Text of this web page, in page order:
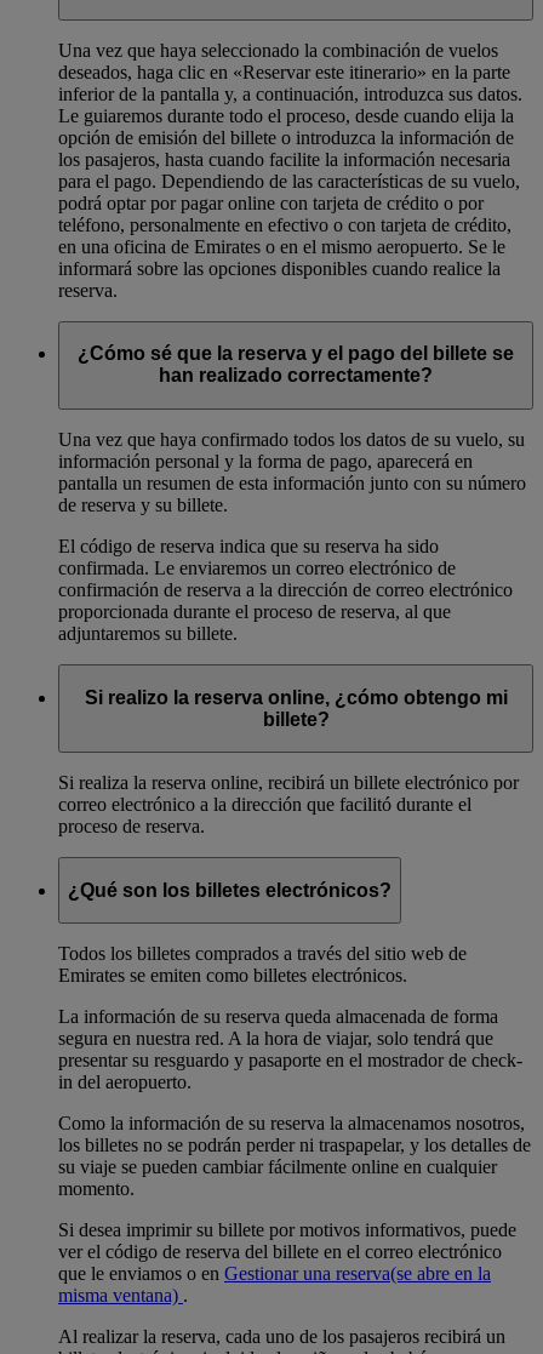
Una vez que haya seleccionado la combinación de vuelos
deseados, haga clic en «Reservar este itinerario» en la parte
inferior de la pantalla y, a continuación, introduzca sus datos.
Le guiaremos durante todo el proceso, desde cuando elija la
opción de emisión del billete o introduzca la información de
los pasajeros, hasta cuando facilite la información necesaria
para el pago. Dependiendo de las características de su vuelo,
podrá optar por pagar online con tarjeta de crédito o por
teléfono, personalmente en efectivo o con tarjeta de crédito,
en una oficina de Emirates o en el mismo aeropuerto. Se le
informará sobre las opciones disponibles cuando realice la
reserva.
¿Cómo sé que la reserva y el pago del billete se
han realizado correctamente?
Una vez que haya confirmado todos los datos de su vuelo, su
información personal y la forma de pago, aparecerá en
pantalla un resumen de esta información junto con su número
de reserva y su billete.
El código de reserva indica que su reserva ha sido
confirmada. Le enviaremos un correo electrónico de
confirmación de reserva a la dirección de correo electrónico
proporcionada durante el proceso de reserva, al que
adjuntaremos su billete.
Si realizo la reserva online, ¿cómo obtengo mi
billete?
Si realiza la reserva online, recibirá un billete electrónico por
correo electrónico a la dirección que facilitó durante el
proceso de reserva.
¿Qué son los billetes electrónicos?
Todos los billetes comprados a través del sitio web de
Emirates se emiten como billetes electrónicos.
La información de su reserva queda almacenada de forma
segura en nuestra red. A la hora de viajar, solo tendrá que
presentar su resguardo y pasaporte en el mostrador de check-
in del aeropuerto.
Como la información de su reserva la almacenamos nosotros,
los billetes no se podrán perder ni traspapelar, y los detalles de
su viaje se pueden cambiar fácilmente online en cualquier
momento.
Si desea imprimir su billete por motivos informativos, puede
ver el código de reserva del billete en el correo electrónico
que le enviamos o en Gestionar una reserva(se abre en la
misma ventana) .
Al realizar la reserva, cada uno de los pasajeros recibirá un